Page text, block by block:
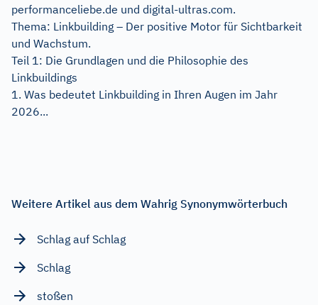
performanceliebe.de und digital-ultras.com.
Thema: Linkbuilding – Der positive Motor für Sichtbarkeit
und Wachstum.
Teil 1: Die Grundlagen und die Philosophie des
Linkbuildings
1. Was bedeutet Linkbuilding in Ihren Augen im Jahr
2026...
Weitere Artikel aus dem Wahrig Synonymwörterbuch
Schlag auf Schlag
Schlag
stoßen